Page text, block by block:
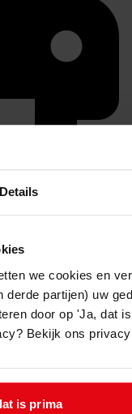
Details
we cookies en
partijen) uw
door op 'Ja, dat
Bekijk ons
is prima
2006